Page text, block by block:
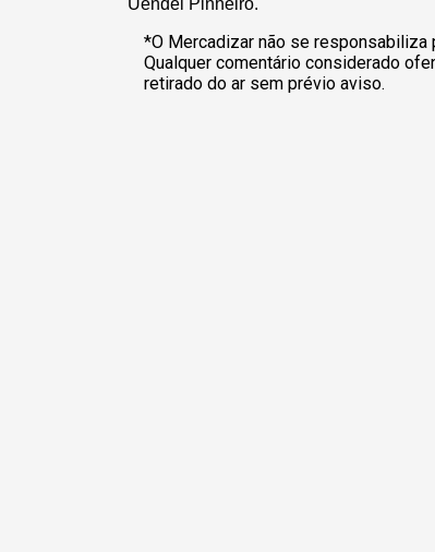
Uendel Pinheiro.
*O Mercadizar não se
Qualquer comentário considerado
retirado do ar sem prévio aviso.